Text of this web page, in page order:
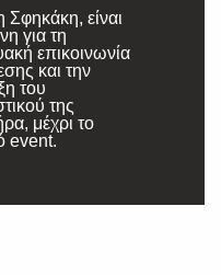
Σφηκάκη, είναι
για τη
επικοινωνία
και την
του
της
μέχρι το
event.